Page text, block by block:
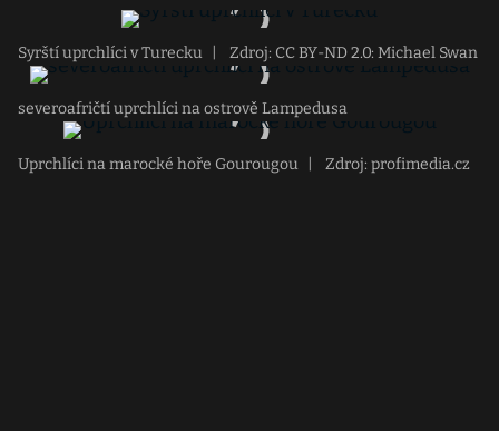
Syrští uprchlíci v Turecku Zdroj: CC BY-ND 2.0: Michael Swan
severoafričtí uprchlíci na ostrově Lampedusa
Uprchlíci na marocké hoře Gourougou Zdroj: profimedia.cz